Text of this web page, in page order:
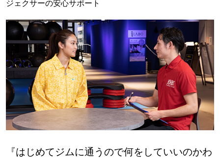
ジェクサーの安心サポート
『はじめてジムに通うので何をしていいのかわ